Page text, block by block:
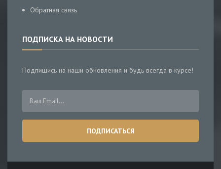
Обратная связь
ПОДПИСКА НА НОВОСТИ
Подпишись на наши обновления и будь всегда в курсе!